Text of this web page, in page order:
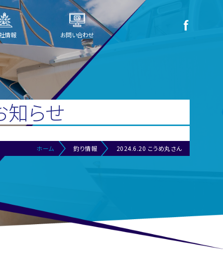
情報 お問い合わせ
知らせ
ホーム 釣り情報 2024.6.20 こうめ丸さん